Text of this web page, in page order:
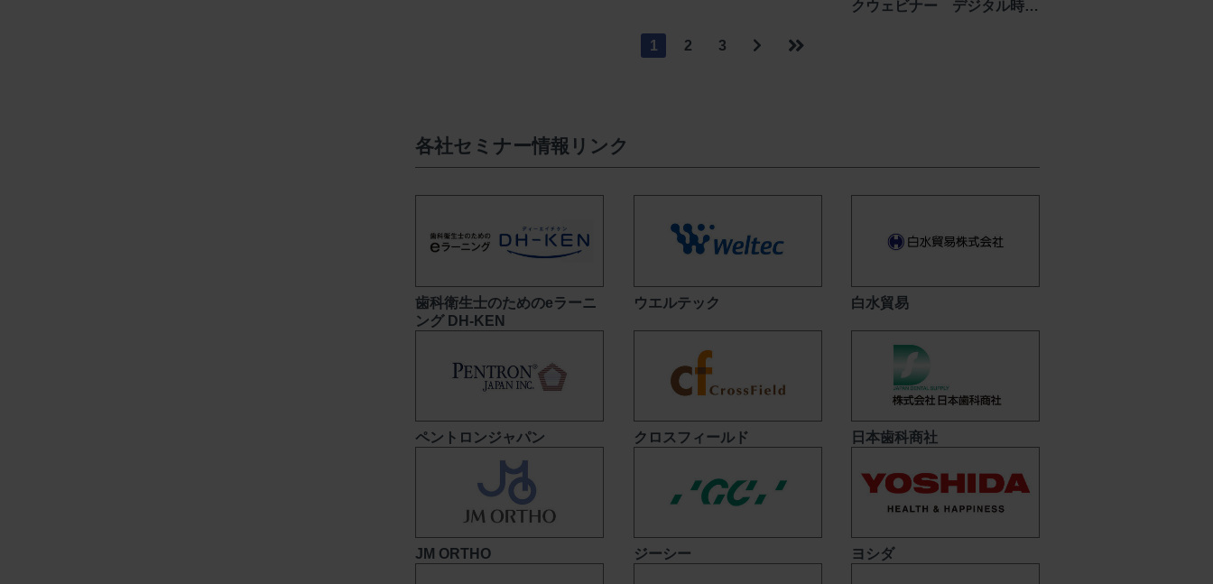
クウェビナー デジタル時代
1 2 3
各社セミナー情報リンク
歯科衛生士のためのeラーニ
ング DH-KEN
ウエルテック 白水貿易
ペントロンジャパン クロスフィールド 日本歯科商社
JM ORTHO ジーシー ヨシダ